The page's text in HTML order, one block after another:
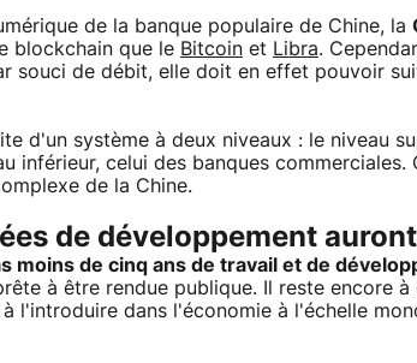
de la banque populaire de Chine, la
blockchain que le Bitcoin et Libra.
souci de débit, elle doit en effet pouvoir
d'un système à deux niveaux : le niveau
inférieur, celui des banques
de la Chine.
de développement
moins de cinq ans de travail et de
à être rendue publique. Il reste encore
à l'introduire dans l'économie à l'échelle